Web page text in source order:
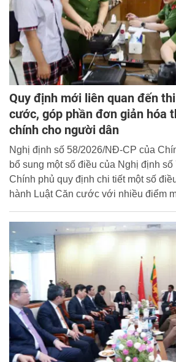
Quy định mới liên quan đến
cước, góp phần đơn giản hóa
chính cho người dân
Nghị định số 58/2026/NĐ-CP của
bổ sung một số điều của Nghị định
Chính phủ quy định chi tiết một số
hành Luật Căn cước với nhiều điểm